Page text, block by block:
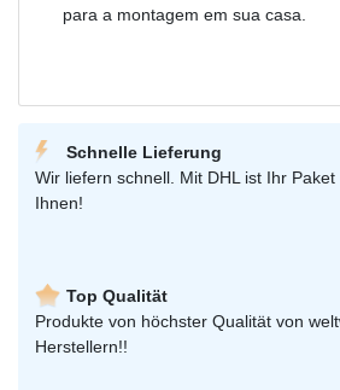
para a montagem em sua casa.
Schnelle Lieferung
Wir liefern schnell. Mit DHL ist Ihr
Ihnen!
Top Qualität
Produkte von höchster Qualität von
Herstellern!!